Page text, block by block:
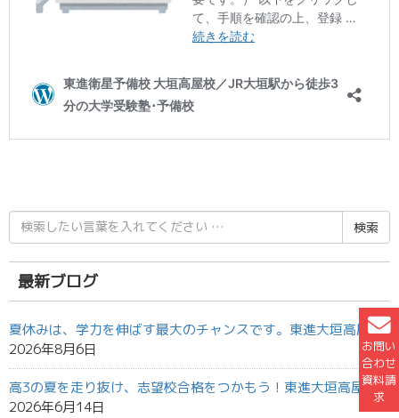
お問い
合わせ
資料請
求
検
索
結
果:
最新ブログ
夏休みは、学力を伸ばす最大のチャンスです。東進大垣高屋校
2026年8月6日
高3の夏を走り抜け、志望校合格をつかもう！東進大垣高屋校
2026年6月14日